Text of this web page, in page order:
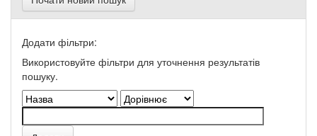
Додати фільтри:
Використовуйте фільтри для уточнення результатів
пошуку.